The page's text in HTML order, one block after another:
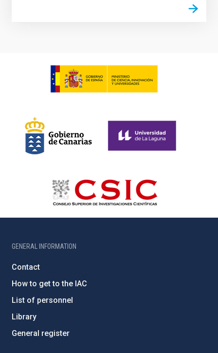
GENERAL INFORMATION
Contact
How to get to the IAC
List of personnel
Library
General register